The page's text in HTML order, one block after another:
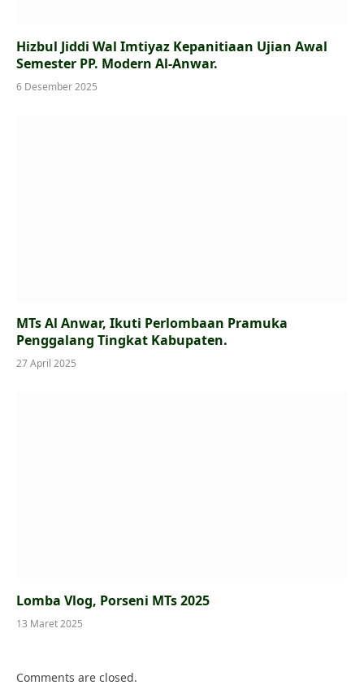
Hizbul Jiddi Wal Imtiyaz Kepanitiaan Ujian Awal
Semester PP. Modern Al-Anwar.
6 Desember 2025
MTs Al Anwar, Ikuti Perlombaan Pramuka
Penggalang Tingkat Kabupaten.
27 April 2025
Lomba Vlog, Porseni MTs 2025
13 Maret 2025
Comments are closed.